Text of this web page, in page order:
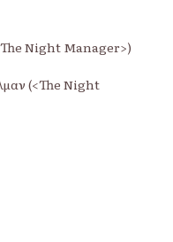
Night Manager>)
(<The Night